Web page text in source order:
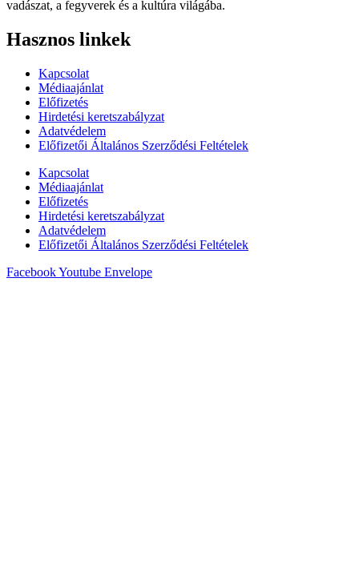
vadászat, a fegyverek és a kultúra világába.
Hasznos linkek
Kapcsolat
Médiaajánlat
Előfizetés
Hirdetési keretszabályzat
Adatvédelem
Előfizetői Általános Szerződési Feltételek
Kapcsolat
Médiaajánlat
Előfizetés
Hirdetési keretszabályzat
Adatvédelem
Előfizetői Általános Szerződési Feltételek
FacebookYoutube Envelope